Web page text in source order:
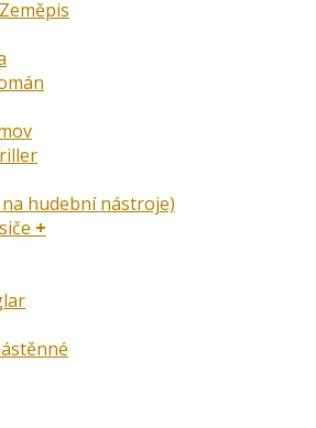
hudební nástroje)